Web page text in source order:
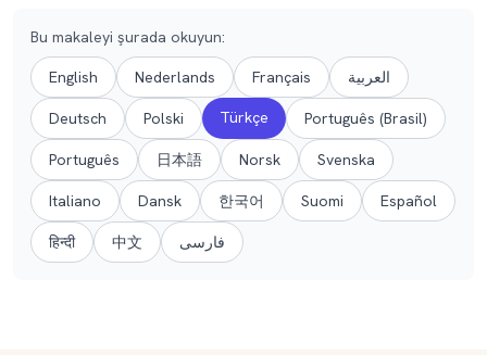
Bu makaleyi şurada okuyun:
English Nederlands Français العربية
Deutsch Polski Türkçe Português (Brasil)
Português 日本語 Norsk Svenska
Italiano Dansk 한국어 Suomi Español
हिन्दी 中文 فارسی